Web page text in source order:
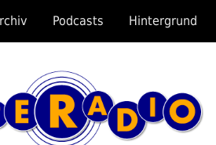
Podcasts Hintergrund